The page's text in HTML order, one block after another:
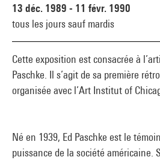
Cette exposition est consacrée à
Paschke. Il s’agit de sa première
organisée avec l’Art Institut of
Né en 1939, Ed Paschke est le
puissance de la société américaine.
13 déc. 1989 - 11 févr. 1990
tous les jours sauf mardis